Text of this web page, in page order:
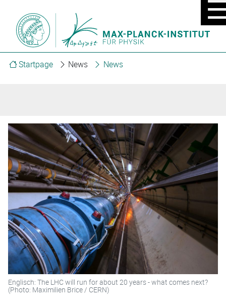
MENU
ON/
Startpage News News
Englisch: The LHC will run for about 20 years - what comes next?
(Photo: Maximilien Brice / CERN)